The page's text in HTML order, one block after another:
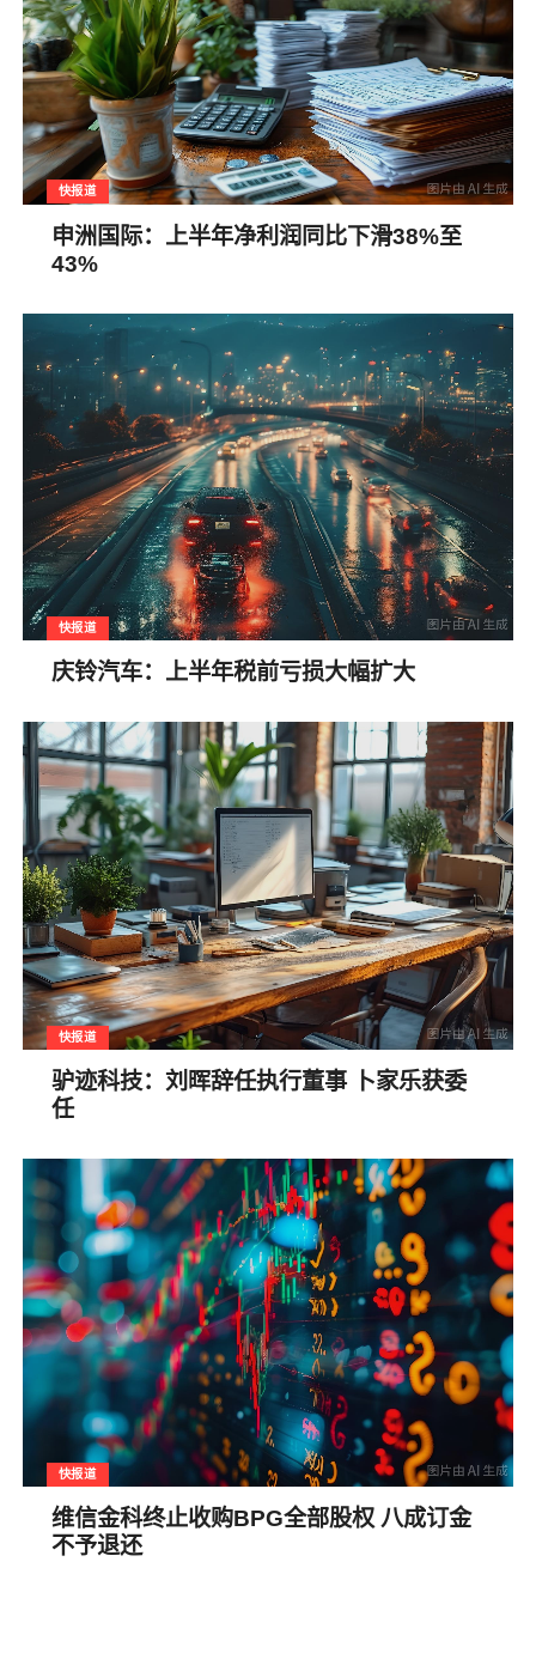
快报道
申洲国际：上半年净利润同比下滑38%至
43%
快报道
庆铃汽车：上半年税前亏损大幅扩大
快报道
驴迹科技：刘晖辞任执行董事 卜家乐获委
任
快报道
维信金科终止收购BPG全部股权 八成订金
不予退还